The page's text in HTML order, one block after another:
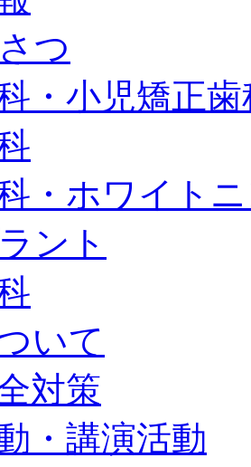
つ
・小児矯正歯
・ホワイト
ント
いて
対策
・講演活動